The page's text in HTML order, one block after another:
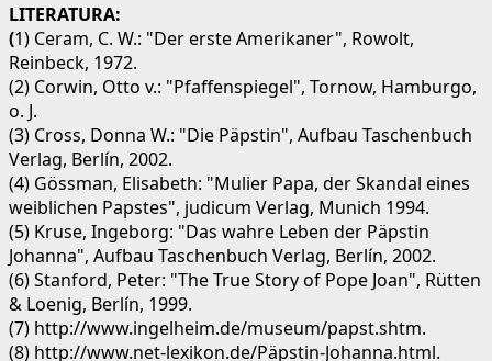
LITERATURA:
(1) Ceram, C. W.: "Der erste Amerikaner", Rowolt,
Reinbeck, 1972.
(2) Corwin, Otto v.: "Pfaffenspiegel", Tornow, Hamburgo,
o. J.
(3) Cross, Donna W.: "Die Päpstin", Aufbau Taschenbuch
Verlag, Berlín, 2002.
(4) Gössman, Elisabeth: "Mulier Papa, der Skandal eines
weiblichen Papstes", judicum Verlag, Munich 1994.
(5) Kruse, Ingeborg: "Das wahre Leben der Päpstin
Johanna", Aufbau Taschenbuch Verlag, Berlín, 2002.
(6) Stanford, Peter: "The True Story of Pope Joan", Rütten
& Loenig, Berlín, 1999.
(7) http://www.ingelheim.de/museum/papst.shtm.
(8) http://www.net-lexikon.de/Päpstin-Johanna.html.